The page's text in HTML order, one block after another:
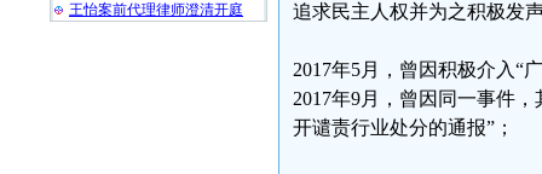
王怡案前代理律师澄清开庭
追求民主人权并为之积极发
2017年5月，曾因积极介入“
2017年9月，曾因同一事件
开谴责行业处分的通报”；